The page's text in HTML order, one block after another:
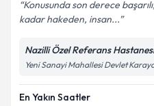
Kişisel verilerimin
Metni'ni okudum ve
Konusunda son derece
kadar hakeden, insan...
Nazilli Özel Referans Hastanesi
Yeni Sanayi Mahallesi Devlet
En Yakın Saatler